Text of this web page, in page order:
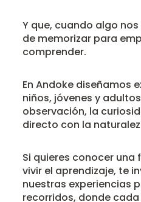
Y que, cuando algo
de memorizar para
comprender.
En Andoke diseñamos
niños, jóvenes y
observación, la
directo con la
Si quieres conocer
vivir el aprendizaje, te
nuestras experiencias
recorridos, donde